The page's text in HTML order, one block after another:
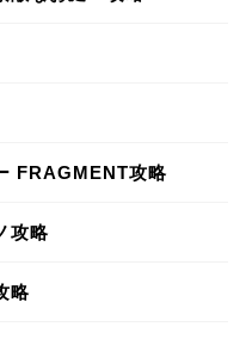
FRAGMENT攻略
攻略
略